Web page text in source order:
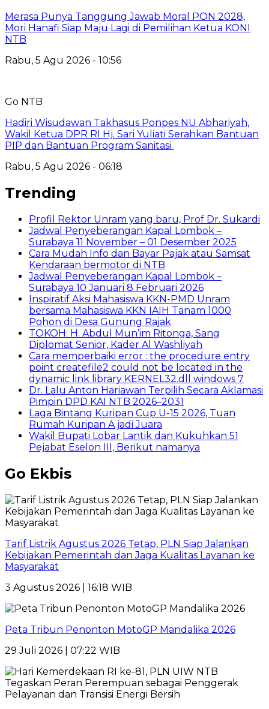
Merasa Punya Tanggung Jawab Moral PON 2028,
Mori Hanafi Siap Maju Lagi di Pemilihan Ketua KONI
NTB
Rabu, 5 Agu 2026 - 10:56
Go NTB
Hadiri Wisudawan Takhasus Ponpes NU Abhariyah,
Wakil Ketua DPR RI Hj. Sari Yuliati Serahkan Bantuan
PIP dan Bantuan Program Sanitasi
Rabu, 5 Agu 2026 - 06:18
Trending
Profil Rektor Unram yang baru, Prof Dr. Sukardi
Jadwal Penyeberangan Kapal Lombok –
Surabaya 11 November – 01 Desember 2025
Cara Mudah Info dan Bayar Pajak atau Samsat
Kendaraan bermotor di NTB
Jadwal Penyeberangan Kapal Lombok –
Surabaya 10 Januari 8 Februari 2026
Inspiratif Aksi Mahasiswa KKN-PMD Unram
bersama Mahasiswa KKN IAIH Tanam 1000
Pohon di Desa Gunung Rajak
TOKOH: H. Abdul Mun’im Ritonga, Sang
Diplomat Senior, Kader Al Washliyah
Cara memperbaiki error : the procedure entry
point createfile2 could not be located in the
dynamic link library KERNEL32.dll windows 7
Dr. Lalu Anton Hariawan Terpilih Secara Aklamasi
Pimpin DPD KAI NTB 2026–2031
Laga Bintang Kuripan Cup U-15 2026, Tuan
Rumah Kuripan A jadi Juara
Wakil Bupati Lobar Lantik dan Kukuhkan 51
Pejabat Eselon III, Berikut namanya
Go Ekbis
Tarif Listrik Agustus 2026 Tetap, PLN Siap Jalankan
Kebijakan Pemerintah dan Jaga Kualitas Layanan ke
Masyarakat
3 Agustus 2026 | 16:18 WIB
Peta Tribun Penonton MotoGP Mandalika 2026
29 Juli 2026 | 07:22 WIB